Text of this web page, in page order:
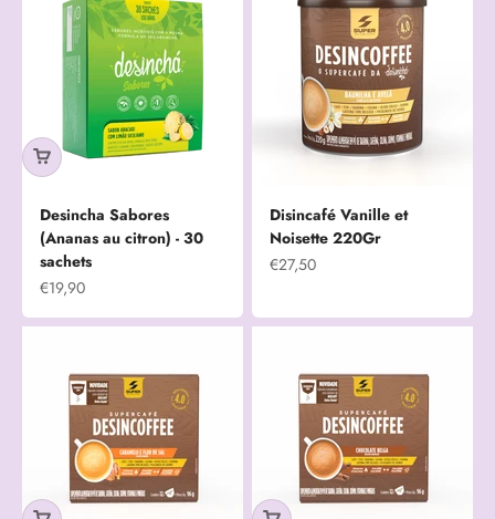
Desincha Sabores
(Ananas au citron) - 30
sachets
Prix de vente
€19,90
Disincafé Vanille et
Noisette 220Gr
Prix de vente
€27,50